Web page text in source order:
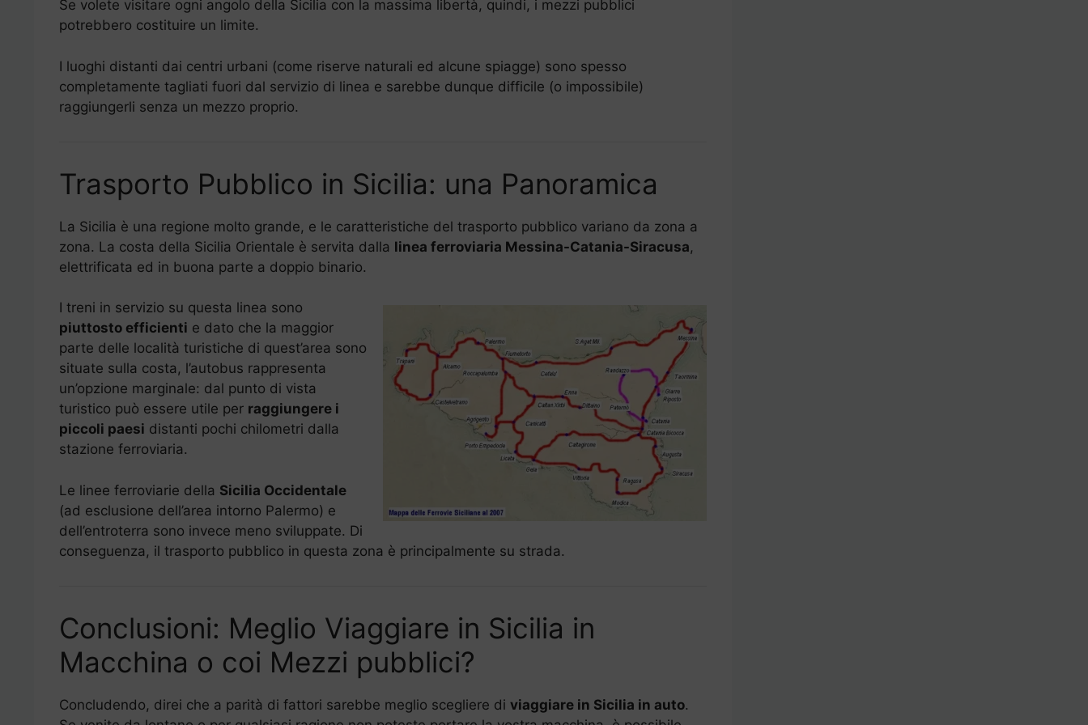
Se volete visitare ogni angolo della Sicilia con la massima libertà, quindi, i mezzi pubblici
potrebbero costituire un limite.
I luoghi distanti dai centri urbani (come riserve naturali ed alcune spiagge) sono spesso
completamente tagliati fuori dal servizio di linea e sarebbe dunque difficile (o impossibile)
raggiungerli senza un mezzo proprio.
Trasporto Pubblico in Sicilia: una Panoramica
La Sicilia è una regione molto grande, e le caratteristiche del trasporto pubblico variano da zona a
zona. La costa della Sicilia Orientale è servita dalla linea ferroviaria Messina-Catania-Siracusa,
elettrificata ed in buona parte a doppio binario.
I treni in servizio su questa linea sono
piuttosto efficienti e dato che la maggior
parte delle località turistiche di quest’area sono
situate sulla costa, l’autobus rappresenta
un’opzione marginale: dal punto di vista
turistico può essere utile per raggiungere i
piccoli paesi distanti pochi chilometri dalla
stazione ferroviaria.
Le linee ferroviarie della Sicilia Occidentale
(ad esclusione dell’area intorno Palermo) e
dell’entroterra sono invece meno sviluppate. Di
conseguenza, il trasporto pubblico in questa zona è principalmente su strada.
Conclusioni: Meglio Viaggiare in Sicilia in
Macchina o coi Mezzi pubblici?
Concludendo, direi che a parità di fattori sarebbe meglio scegliere di viaggiare in Sicilia in auto.